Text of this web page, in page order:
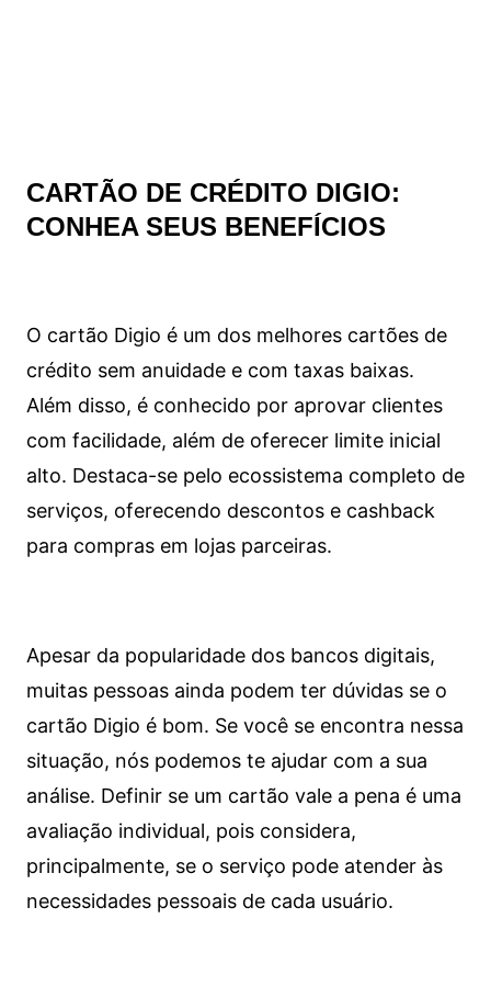
CARTÃO DE CRÉDITO DIGIO:
CONHEA SEUS BENEFÍCIOS
O cartão Digio é um dos melhores cartões de
crédito sem anuidade e com taxas baixas.
Além disso, é conhecido por aprovar clientes
com facilidade, além de oferecer limite inicial
alto. Destaca-se pelo ecossistema completo de
serviços, oferecendo descontos e cashback
para compras em lojas parceiras.
Apesar da popularidade dos bancos digitais,
muitas pessoas ainda podem ter dúvidas se o
cartão Digio é bom. Se você se encontra nessa
situação, nós podemos te ajudar com a sua
análise. Definir se um cartão vale a pena é uma
avaliação individual, pois considera,
principalmente, se o serviço pode atender às
necessidades pessoais de cada usuário.